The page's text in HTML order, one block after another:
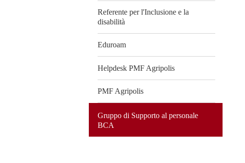
Referente per l'Inclusione e la
disabilità
Eduroam
Helpdesk PMF Agripolis
PMF Agripolis
Gruppo di Supporto al personale
BCA